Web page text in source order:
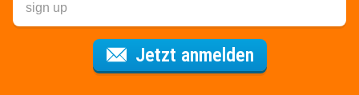
Jetzt anmeldenFür den